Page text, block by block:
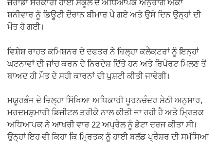
ਜ਼ਰਾਡਾ ਸਰਕਾਰੀ ਹਾਈ ਸਕੂਲ ਦੇ ਅਧਿਆਪਕ ਅਨੁਰਾਗ ਐਕਾ
ਸ਼ਨੀਵਾਰ ਨੂੰ ਡਿਊਟੀ ਦੌਰਾਨ ਬੀਮਾਰ ਪੈ ਗਏ ਅਤੇ ਉਸੇ ਦਿਨ ਉਨ੍ਹਾਂ ਦੀ
ਮੌਤ ਹੋ ਗਈ।
ਵਿਸ਼ੇਸ਼ ਰਾਹਤ ਕਮਿਸ਼ਨਰ ਦੇ ਦਫਤਰ ਨੇ ਜ਼ਿਲ੍ਹਾ ਕਲੈਕਟਰਾਂ ਨੂੰ ਇਨ੍ਹਾਂ
ਘਟਨਾਵਾਂ ਦੀ ਜਾਂਚ ਕਰਨ ਦੇ ਨਿਰਦੇਸ਼ ਦਿੱਤੇ ਹਨ ਅਤੇ ਰਿਪੋਰਟ ਮਿਲਣ ਤੋਂ
ਬਾਅਦ ਹੀ ਮੌਤ ਦੇ ਸਹੀ ਕਾਰਨਾਂ ਦੀ ਪੁਸ਼ਟੀ ਕੀਤੀ ਜਾਵੇਗੀ।
ਮਯੂਰਭੰਜ ਦੇ ਜ਼ਿਲ੍ਹਾ ਸਿੱਖਿਆ ਅਧਿਕਾਰੀ ਪੂਰਨਚੰਦਰ ਸੇਠੀ ਅਨੁਸਾਰ,
ਮਰਦਮਸ਼ੁਮਾਰੀ ਡਿਜੀਟਲ ਤਰੀਕੇ ਨਾਲ ਕੀਤੀ ਜਾ ਰਹੀ ਹੈ ਅਤੇ ਮ੍ਰਿਤਕ
ਅਧਿਆਪਕ ਨੇ ਆਖਰੀ ਵਾਰ 22 ਅਪ੍ਰੈਲ ਨੂੰ ਡੇਟਾ ਦਰਜ ਕੀਤਾ ਸੀ।
ਉਨ੍ਹਾਂ ਇਹ ਵੀ ਕਿਹਾ ਕਿ ਮ੍ਰਿਤਕ ਨੂੰ ਹਾਈ ਬਲੱਡ ਪ੍ਰੈਸ਼ਰ ਦੀ ਸਮੱਸਿਆ